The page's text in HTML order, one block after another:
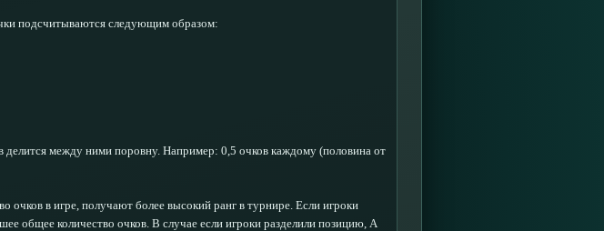
подсчитываются следующим образом:
делится между ними поровну. Например: 0,5 очков каждому (половина от
очков в игре, получают более высокий ранг в турнире. Если игроки
общее количество очков. В случае если игроки разделили позицию, А